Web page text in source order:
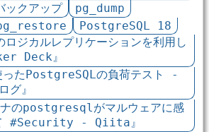
クアップ
pg_dump
PostgreSQL 18
ロジカルレプリケーションを利用し
Deck』
ったPostgreSQLの負荷テスト -
グ』
ナのpostgresqlがマルウェアに感
て #Security - Qiita』